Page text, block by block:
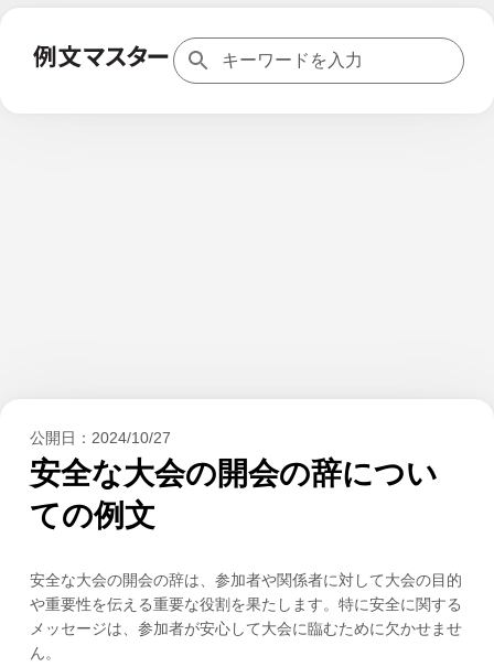
公開日： 2024/10/27
安全な大会の開会の辞につい
ての例文
安全な大会の開会の辞は、参加者や関係者に対して大会の目的
や重要性を伝える重要な役割を果たします。特に安全に関する
メッセージは、参加者が安心して大会に臨むために欠かせませ
ん。